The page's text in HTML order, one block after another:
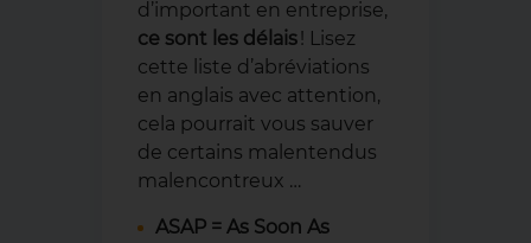
d’important en entreprise,
ce sont les délais! Lisez
cette liste d’abréviations
en anglais avec attention,
cela pourrait vous sauver
de certains malentendus
malencontreux …
ASAP = As Soon As